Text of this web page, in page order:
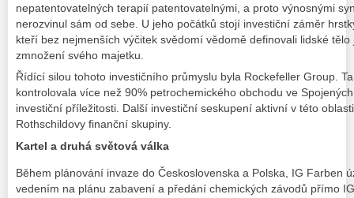
nepatentovatelných terapií patentovatelnými, a proto výnosnými
nerozvinul sám od sebe. U jeho počátků stojí investiční záměr
kteří bez nejmenších výčitek svědomí vědomě definovali lidské
zmnožení svého majetku.
Řídící silou tohoto investičního průmyslu byla Rockefeller Group.
kontrolovala více než 90% petrochemického obchodu ve
investiční příležitosti. Další investiční seskupení aktivní v této
Rothschildovy finanční skupiny.
Kartel a druhá světová válka
Během plánování invaze do Československa a Polska, IG Farben
vedením na plánu zabavení a předání chemických závodů přímo